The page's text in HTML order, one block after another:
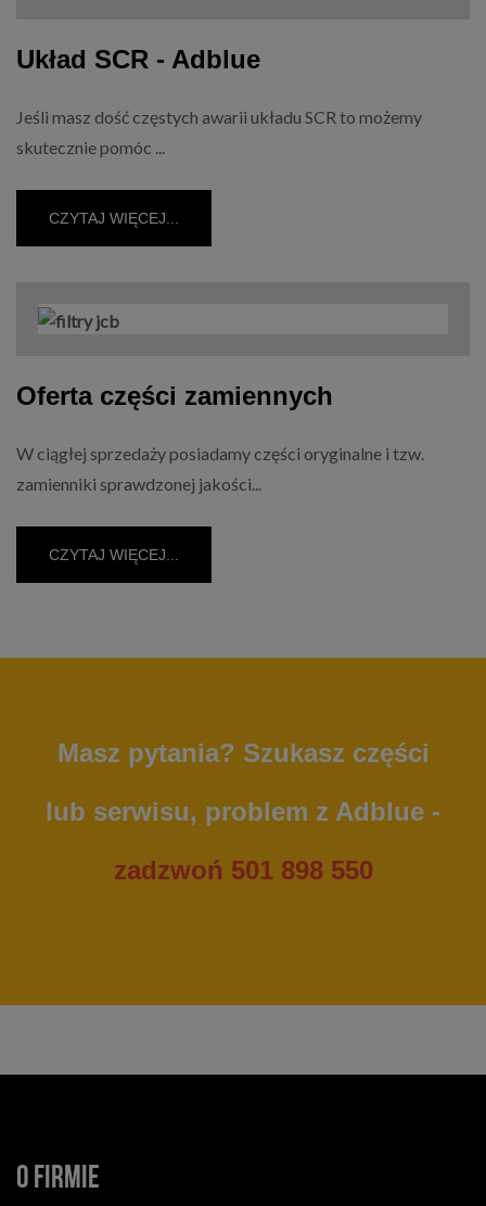
Układ SCR - Adblue
Jeśli masz dość częstych awarii układu SCR to możemy
skutecznie pomóc ...
CZYTAJ WIĘCEJ...
Oferta części zamiennych
W ciągłej sprzedaży posiadamy części oryginalne i tzw.
zamienniki sprawdzonej jakości...
CZYTAJ WIĘCEJ...
Masz pytania? Szukasz części
lub serwisu, problem z Adblue -
zadzwoń 501 898 550
O FIRMIE